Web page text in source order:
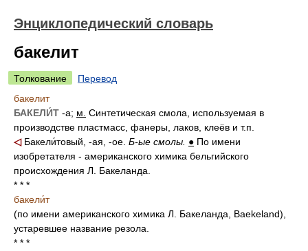
Энциклопедический словарь
бакелит
Толкование
Перевод
бакелит
БАКЕЛИ́Т -а; м. Синтетическая смола, используемая в
производстве пластмасс, фанеры, лаков, клеёв и т.п.
◁Бакели́товый, -ая, -ое. Б-ые смолы. ● По имени
изобретателя - американского химика бельгийского
происхождения Л. Бакеланда.
* * *
бакели́т
(по имени американского химика Л. Бакеланда, Baekeland),
устаревшее название резола.
* * *